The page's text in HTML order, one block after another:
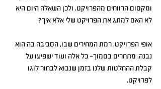
ומקסום הרווחים מהפרויקט. ולכן השאלה היום היא
לא האם למתג את הפרויקט שלי אלא איך?
אופי הפרויקט, רמת המחירים שבו, הסביבה בה הוא
נבנה, מתחרים בסמוך- כל אלה ועוד ישפיעו על
קבלת ההחלטות שלנו בזמן שנבוא לבחור לוגו
לפרויקט.